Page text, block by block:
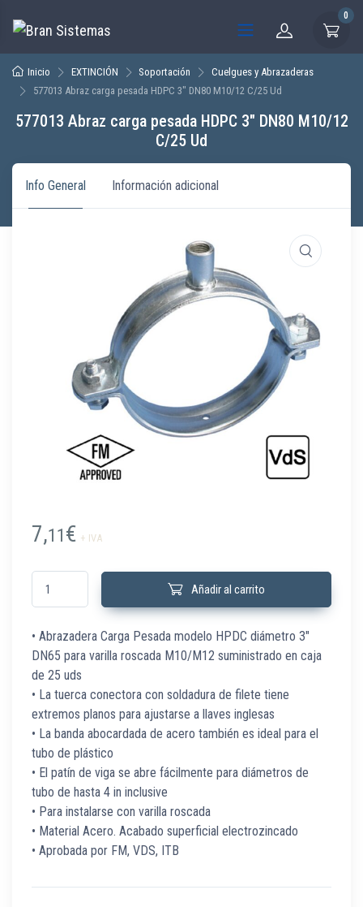
0
Inicio EXTINCIÓN Soportación
Cuelgues y Abrazaderas
577013 Abraz carga pesada HDPC 3″ DN80 M10/12 C/25 Ud
577013 Abraz carga pesada HDPC 3″ DN80 M10/12
C/25 Ud
Info General Información adicional
7,11€ + IVA
577013 Abraz carga pesada HDPC 3" DN80 M10/12 C/25 Ud cantidad
Añadir al carrito
• Abrazadera Carga Pesada modelo HPDC diámetro 3″
DN65 para varilla roscada M10/M12 suministrado en caja
de 25 uds
• La tuerca conectora con soldadura de filete tiene
extremos planos para ajustarse a llaves inglesas
• La banda abocardada de acero también es ideal para el
tubo de plástico
• El patín de viga se abre fácilmente para diámetros de
tubo de hasta 4 in inclusive
• Para instalarse con varilla roscada
• Material Acero. Acabado superficial electrozincado
• Aprobada por FM, VDS, ITB